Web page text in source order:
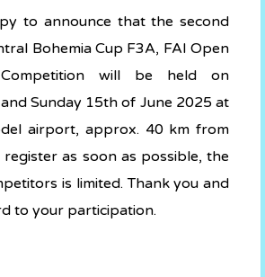
to announce that the second
Bohemia Cup F3A, FAI Open
Competition will be held on
Sunday 15th of June 2025 at
airport, approx. 40 km from
register as soon as possible, the
is limited. Thank you and
to your participation.